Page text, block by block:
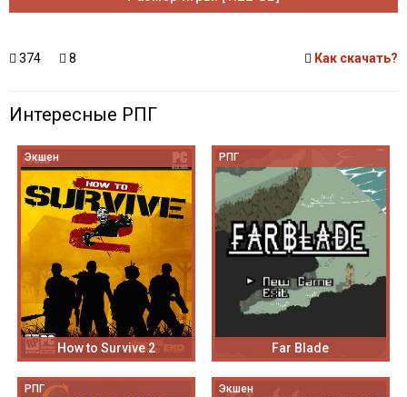
374 8 Как скачать?
Интересные РПГ
Экшен
How to Survive 2
РПГ
Far Blade
РПГ Экшен